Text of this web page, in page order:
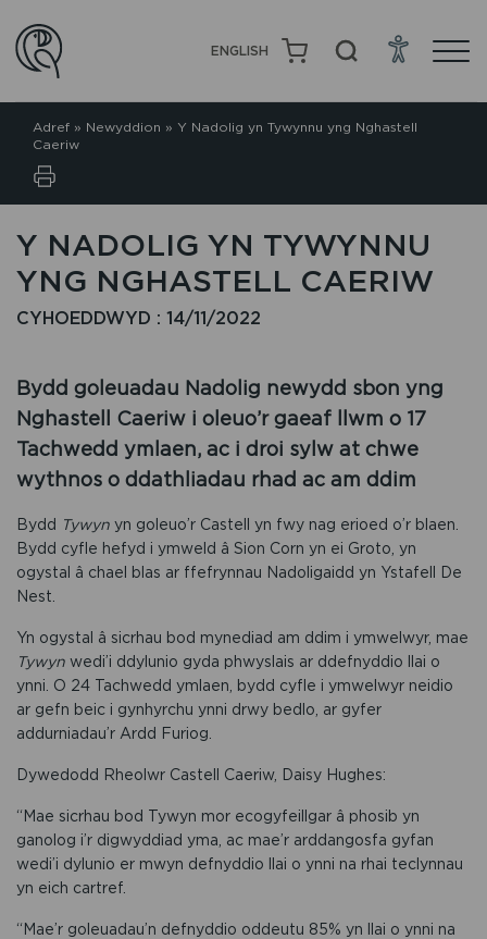
ENGLISH
Adref » Newyddion » Y Nadolig yn Tywynnu yng Nghastell
Caeriw
Y NADOLIG YN TYWYNNU
YNG NGHASTELL CAERIW
CYHOEDDWYD : 14/11/2022
Bydd goleuadau Nadolig newydd sbon yng
Nghastell Caeriw i oleuo’r gaeaf llwm o 17
Tachwedd ymlaen, ac i droi sylw at chwe
wythnos o ddathliadau rhad ac am ddim
Bydd Tywyn yn goleuo’r Castell yn fwy nag erioed o’r blaen.
Bydd cyfle hefyd i ymweld â Sion Corn yn ei Groto, yn
ogystal â chael blas ar ffefrynnau Nadoligaidd yn Ystafell De
Nest.
Yn ogystal â sicrhau bod mynediad am ddim i ymwelwyr, mae
Tywyn wedi’i ddylunio gyda phwyslais ar ddefnyddio llai o
ynni. O 24 Tachwedd ymlaen, bydd cyfle i ymwelwyr neidio
ar gefn beic i gynhyrchu ynni drwy bedlo, ar gyfer
addurniadau’r Ardd Furiog.
Dywedodd Rheolwr Castell Caeriw, Daisy Hughes:
“Mae sicrhau bod Tywyn mor ecogyfeillgar â phosib yn
ganolog i’r digwyddiad yma, ac mae’r arddangosfa gyfan
wedi’i dylunio er mwyn defnyddio llai o ynni na rhai teclynnau
yn eich cartref.
“Mae’r goleuadau’n defnyddio oddeutu 85% yn llai o ynni na